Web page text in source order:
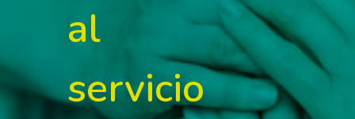
al
servicio